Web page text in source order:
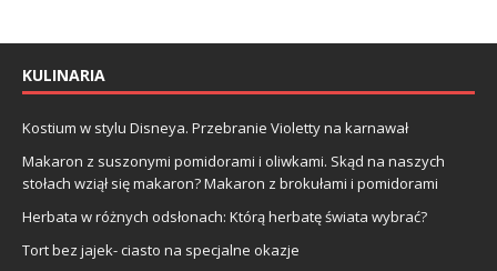
KULINARIA
Kostium w stylu Disneya. Przebranie Violetty na karnawał
Makaron z suszonymi pomidorami i oliwkami. Skąd na naszych
stołach wziął się makaron? Makaron z brokułami i pomidorami
Herbata w różnych odsłonach: Którą herbatę świata wybrać?
Tort bez jajek- ciasto na specjalne okazje